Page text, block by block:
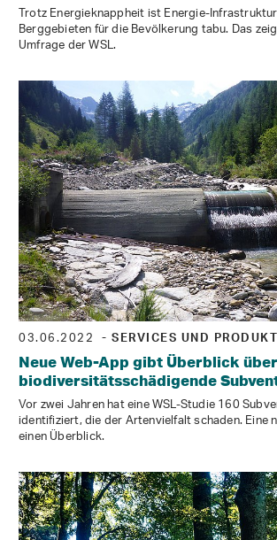
Trotz Energieknappheit ist Energie-
Berggebieten für die Bevölkerung tabu. Das
Umfrage der WSL.
03.06.2022 - SERVICES UND
Neue Web-App gibt Überblick über
biodiversitätsschädigende
Vor zwei Jahren hat eine WSL-Studie 160
identifiziert, die der Artenvielfalt schaden. Eine
einen Überblick.